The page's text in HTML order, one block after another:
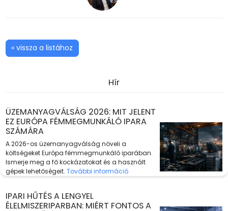
« vissza a listához
Hír
ÜZEMANYAGVÁLSÁG 2026: MIT JELENT
EZ EURÓPA FÉMMEGMUNKÁLÓ IPARA
SZÁMÁRA
A 2026-os üzemanyagválság növeli a
költségeket Európa fémmegmunkáló iparában.
Ismerje meg a fő kockázatokat és a használt
gépek lehetőségeit. További információ
IPARI HŰTÉS A LENGYEL
ÉLELMISZERIPARBAN: MIÉRT FONTOS A